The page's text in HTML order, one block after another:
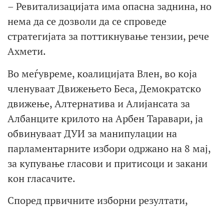
– Ревитализацијата има опасна заднина, но
нема да се дозволи да се спроведе
стратегијата за поттикнување тензии, рече
Ахмети.
Во меѓувреме, коалицијата Влен, во која
членуваат Движењето Беса, Демократско
движење, Алтернатива и Алијансата за
Албанците крилото на Арбен Таравари, ја
обвинуваат ДУИ за манипулации на
парламентарните избори одржано на 8 мај,
за купување гласови и притисоци и закани
кон гласачите.
Според првичните изборни резултати,